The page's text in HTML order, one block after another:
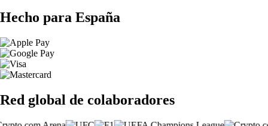
Hecho para España
Red global de colaboradores